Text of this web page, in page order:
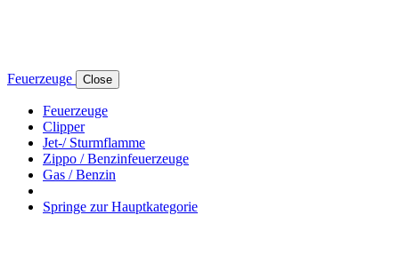
Feuerzeuge Close
Feuerzeuge
Clipper
Jet-/ Sturmflamme
Zippo / Benzinfeuerzeuge
Gas / Benzin
Springe zur Hauptkategorie